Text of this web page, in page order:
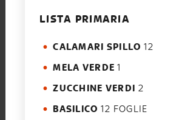
LISTA PRIMARIA
CALAMARI SPILLO 12
MELA VERDE 1
ZUCCHINE VERDI 2
BASILICO 12 FOGLIE